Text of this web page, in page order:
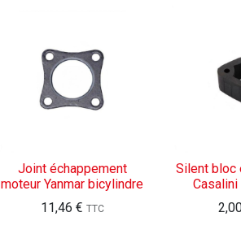
Joint échappement
moteur Yanmar bicylindre
11,46 € TTC
Silent bloc
Casalini